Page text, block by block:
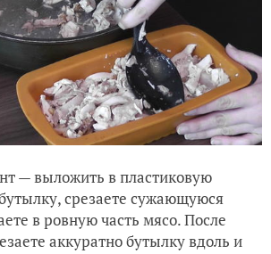
— выложить в пластиковую
срезаете сужающуюся
в ровную часть мясо. После
аккуратно бутылку вдоль и